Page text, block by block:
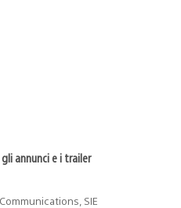
annunci e i trailer
SIE